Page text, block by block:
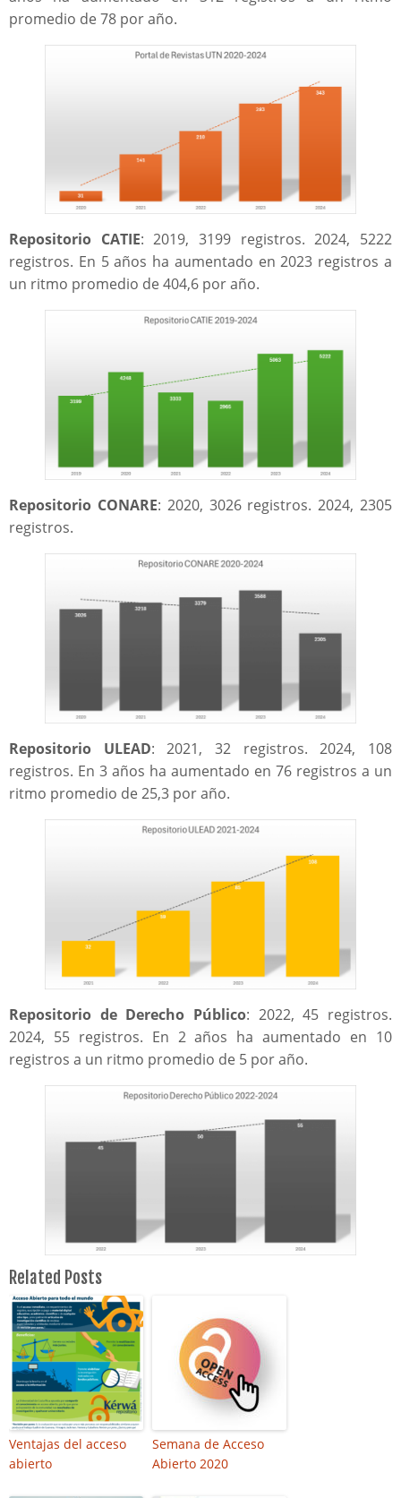
promedio de 78 por año.
Repositorio CATIE: 2019, 3199 registros. 2024, 5222
registros. En 5 años ha aumentado en 2023 registros a
un ritmo promedio de 404,6 por año.
Repositorio CONARE: 2020, 3026 registros. 2024, 2305
registros.
Repositorio ULEAD: 2021, 32 registros. 2024, 108
registros. En 3 años ha aumentado en 76 registros a un
ritmo promedio de 25,3 por año.
Repositorio de Derecho Público: 2022, 45 registros.
2024, 55 registros. En 2 años ha aumentado en 10
registros a un ritmo promedio de 5 por año.
Related Posts
Ventajas del acceso
abierto
Semana de Acceso
Abierto 2020